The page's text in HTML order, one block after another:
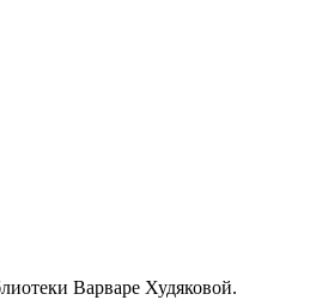
Варваре Худяковой.